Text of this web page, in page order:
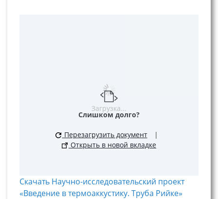
Загрузка...
Слишком долго?
Перезагрузить документ
|
Открыть в новой вкладке
Скачать Научно-исследовательский проект
«Введение в термоаккустику. Труба Рийке»